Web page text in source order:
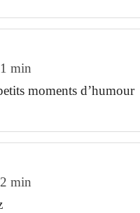
min
moments d’humour
min